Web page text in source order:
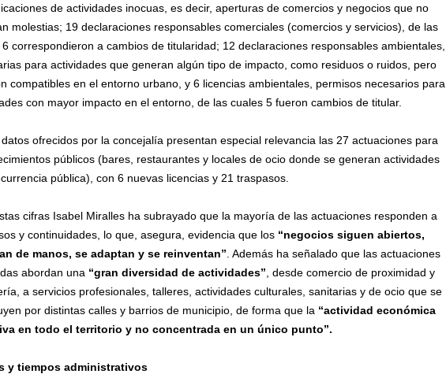
de actividades inocuas, es decir, aperturas de comercios y negocios que no
molestias; 19 declaraciones responsables comerciales (comercios y servicios), de las
6 correspondieron a cambios de titularidad; 12 declaraciones responsables ambientales,
para actividades que generan algún tipo de impacto, como residuos o ruidos, pero
compatibles en el entorno urbano, y 6 licencias ambientales, permisos necesarios para
con mayor impacto en el entorno, de las cuales 5 fueron cambios de titular.
datos ofrecidos por la concejalía presentan especial relevancia las 27 actuaciones para
públicos (bares, restaurantes y locales de ocio donde se generan actividades
pública), con 6 nuevas licencias y 21 traspasos.
cifras Isabel Miralles ha subrayado que la mayoría de las actuaciones responden a
y continuidades, lo que, asegura, evidencia que los “negocios siguen abiertos,
de manos, se adaptan y se reinventan” . Además ha señalado que las actuaciones
abordan una “gran diversidad de actividades” , desde comercio de proximidad y
a servicios profesionales, talleres, actividades culturales, sanitarias y de ocio que se
por distintas calles y barrios de municipio, de forma que la “actividad económica
en todo el territorio y no concentrada en un único punto”.
y tiempos administrativos